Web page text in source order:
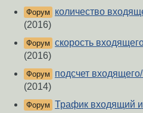
Форум
количество
(2016)
Форум скорость
(2016)
Форум
подсчет
(2014)
Форум Трафик входящий